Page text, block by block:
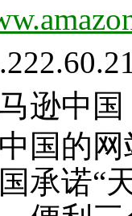
逊中
国的
承诺“